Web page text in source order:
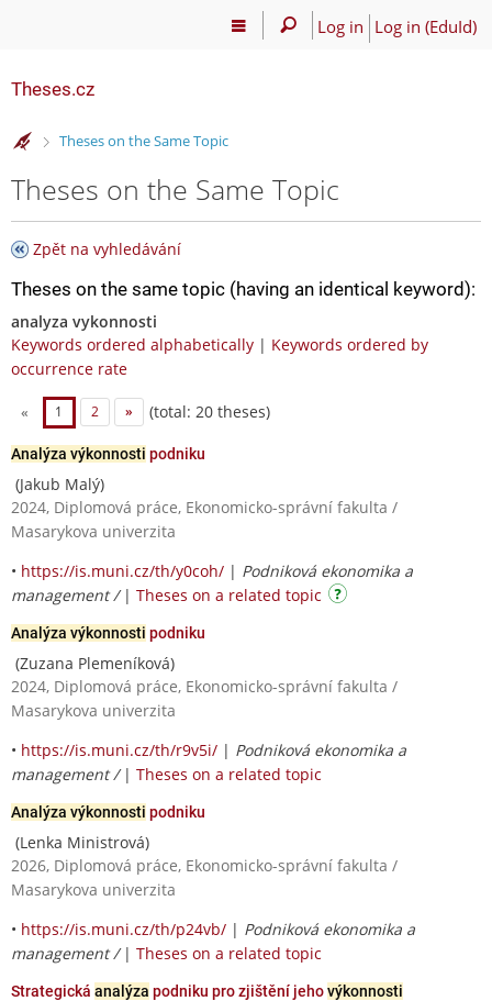
Log in Log in (EduId)
Theses.cz
>
Theses on the Same Topic
Theses on the Same Topic
Zpět na vyhledávání
Theses on the same topic (having an identical keyword):
analyza vykonnosti
Keywords ordered alphabetically | Keywords ordered by
occurrence rate
« 1 2 » (total: 20 theses)
Analýza výkonnosti podniku
(Jakub Malý)
2024, Diplomová práce, Ekonomicko-správní fakulta /
Masarykova univerzita
• https://is.muni.cz/th/y0coh/ | Podniková ekonomika a
management / | Theses on a related topic
Analýza výkonnosti podniku
(Zuzana Plemeníková)
2024, Diplomová práce, Ekonomicko-správní fakulta /
Masarykova univerzita
• https://is.muni.cz/th/r9v5i/ | Podniková ekonomika a
management / | Theses on a related topic
Analýza výkonnosti podniku
(Lenka Ministrová)
2026, Diplomová práce, Ekonomicko-správní fakulta /
Masarykova univerzita
• https://is.muni.cz/th/p24vb/ | Podniková ekonomika a
management / | Theses on a related topic
Strategická analýza podniku pro zjištění jehovýkonnosti